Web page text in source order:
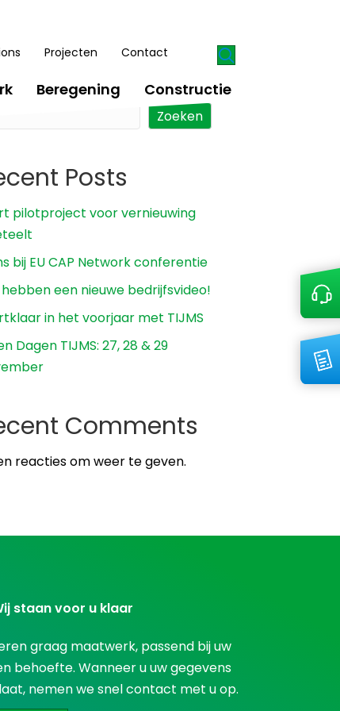
Projecten Contact
Beregening Constructie
Zoeken
Posts
pilotproject voor vernieuwing
bij EU CAP Network conferentie
een nieuwe bedrijfsvideo!
in het voorjaar met TIJMS
Dagen TIJMS: 27, 28 & 29
Comments
reacties om weer te geven.
staan voor u klaar
graag maatwerk, passend bij uw
behoefte. Wanneer u uw gegevens
nemen we snel contact met u op.